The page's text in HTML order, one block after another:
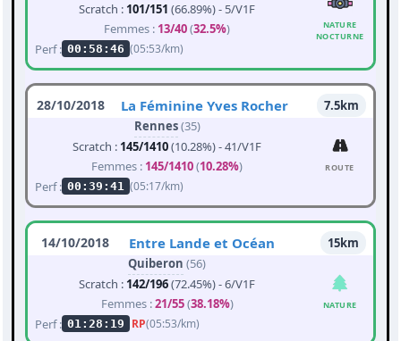
Scratch : 101/151 (66.89%) - 5/V1F
Femmes : 13/40(32.5%)
Perf : 00:58:46 (05:53/km)
NATURE
NOCTURNE
28/10/2018 La Féminine Yves Rocher
7.5km
Rennes(35)
Scratch : 145/1410(10.28%) - 41/V1F
Femmes : 145/1410(10.28%)
Perf : 00:39:41 (05:17/km)
ROUTE
14/10/2018 Entre Lande et Océan
15km
Quiberon (56)
Scratch : 142/196(72.45%) - 6/V1F
Femmes :21/55(38.18%)
Perf : 01:28:19 RP(05:53/km)
NATURE